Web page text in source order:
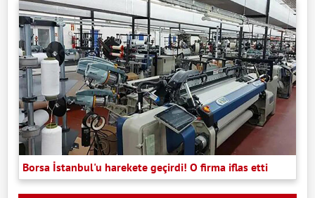
Borsa İstanbul'u harekete geçirdi! O firma iflas etti